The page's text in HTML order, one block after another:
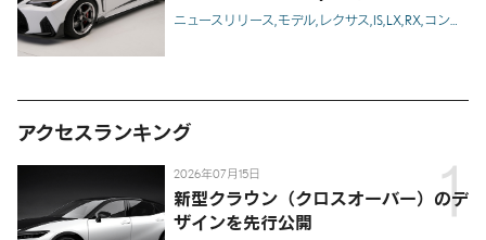
タマイズモデルを提案-
ニュースリリース モデル レクサス IS LX RX コンセプトカー
アクセスランキング
2026年07月15日
新型クラウン（クロスオーバー）のデ
ザインを先行公開